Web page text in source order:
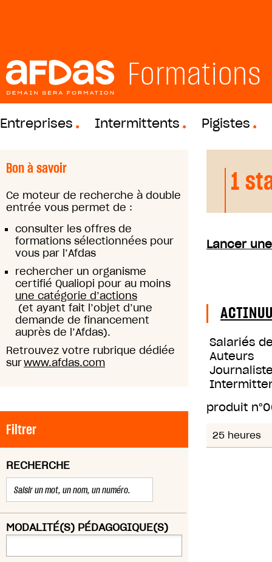
Formations
Entreprises Intermittents Pigistes
Bon à savoir
Ce moteur de recherche à double
entrée vous permet de :
consulter les offres de
formations sélectionnées pour
vous par l’Afdas
rechercher un organisme
certifié Qualiopi pour au moins
une catégorie d’actions
(et ayant fait l’objet d’une
demande de financement
auprès de l’Afdas).
Retrouvez votre rubrique dédiée
surwww.afdas.com
Filtrer
RECHERCHE
MODALITÉ(S) PÉDAGOGIQUE(S)
1
Lancer
Salariés
Auteurs
produit n°
25 heures